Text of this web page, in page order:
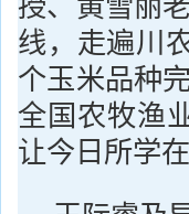
授、黄雪丽
线，走遍川
个玉米品种
全国农牧渔
让今日所学